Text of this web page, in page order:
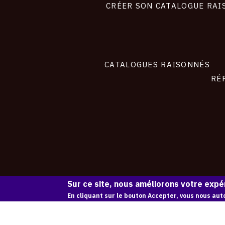
CRÉER SON CATALOGUE
CATALOGUES RAISONNÉS
Sur ce site, nous améliorons votre
En cliquant sur le bouton Accepter, vous nous